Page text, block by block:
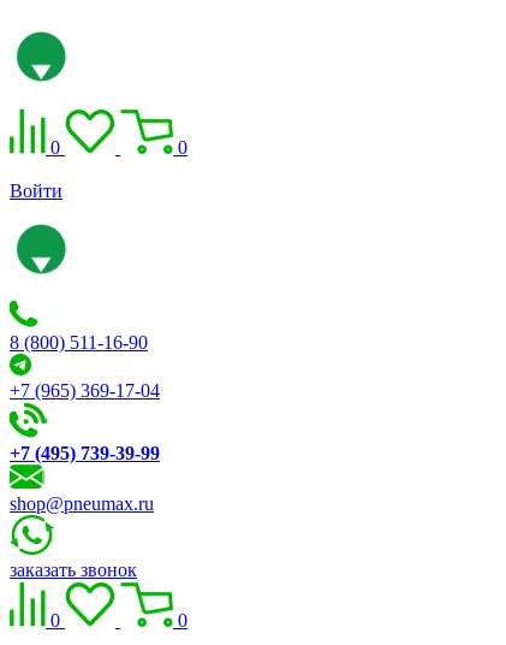
0 0
Войти
8 (800) 511-16-90
+7 (965) 369-17-04
+7 (495) 739-39-99
shop@pneumax.ru
заказать звонок
0 0